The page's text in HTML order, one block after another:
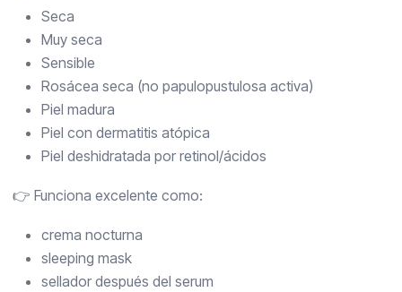
Seca
Muy seca
Sensible
Rosácea seca (no papulopustulosa activa)
Piel madura
Piel con dermatitis atópica
Piel deshidratada por retinol/ácidos
👉 Funciona excelente como:
crema nocturna
sleeping mask
sellador después del serum